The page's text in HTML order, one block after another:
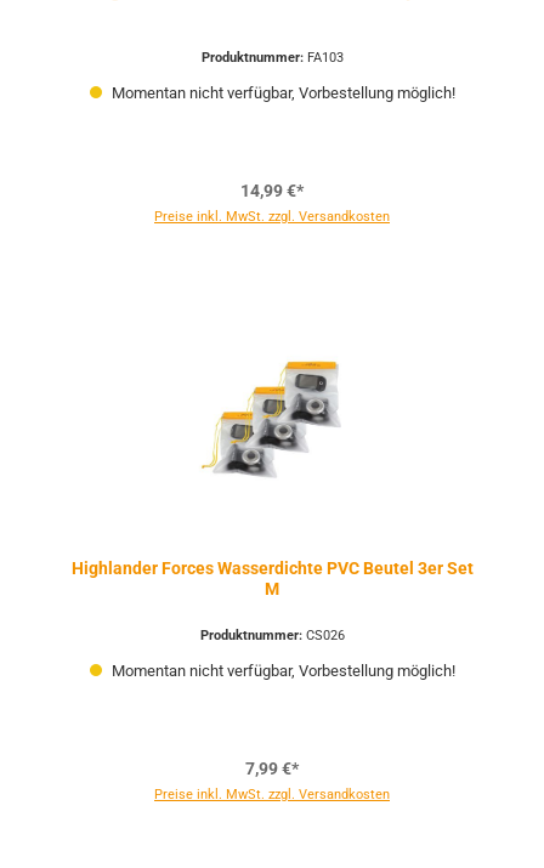
Produktnummer: FA103
Momentan nicht verfügbar, Vorbestellung möglich!
14,99 €*
Preise inkl. MwSt. zzgl. Versandkosten
Highlander Forces Wasserdichte PVC Beutel 3er Set
M
Produktnummer: CS026
Momentan nicht verfügbar, Vorbestellung möglich!
7,99 €*
Preise inkl. MwSt. zzgl. Versandkosten